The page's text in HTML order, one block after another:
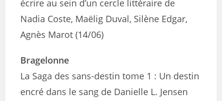
écrire au sein d’un cercle littéraire de
Nadia Coste, Maëlig Duval, Silène Edgar,
Agnès Marot (14/06)
Bragelonne
La Saga des sans-destin tome 1 : Un destin
encré dans le sang de Danielle L. Jensen